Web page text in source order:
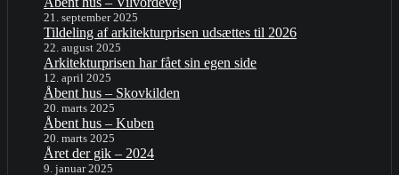
21. september 2025
Tildeling af arkitekturprisen udsættes til 2026
22. august 2025
Arkitekturprisen har fået sin egen side
12. april 2025
Åbent hus – Skovkilden
20. marts 2025
Åbent hus – Kuben
20. marts 2025
Året der gik – 2024
9. januar 2025